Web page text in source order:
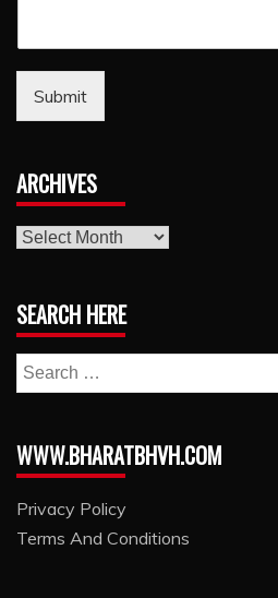
Submit
ARCHIVES
archives
SEARCH HERE
Search
for:
WWW.BHARATBHVH.COM
Privacy Policy
Terms And Conditions